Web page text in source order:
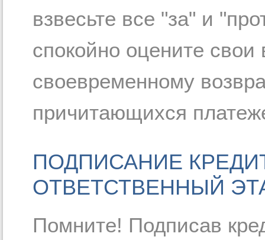
взвесьте все "за" и
спокойно оцените
своевременному
причитающихся
ПОДПИСАНИЕ
ОТВЕТСТВЕННЫЙ
Помните! Подписав